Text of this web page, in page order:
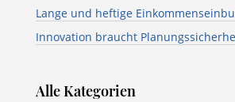
Lange und heftige
Innovation braucht
Alle Kategorien